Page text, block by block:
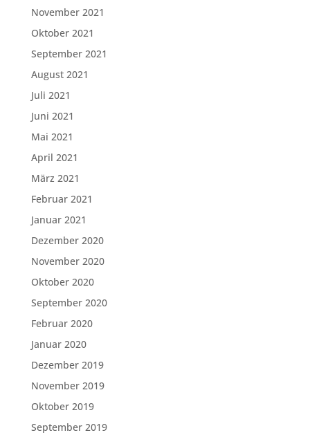
November 2021
Oktober 2021
September 2021
August 2021
Juli 2021
Juni 2021
Mai 2021
April 2021
März 2021
Februar 2021
Januar 2021
Dezember 2020
November 2020
Oktober 2020
September 2020
Februar 2020
Januar 2020
Dezember 2019
November 2019
Oktober 2019
September 2019